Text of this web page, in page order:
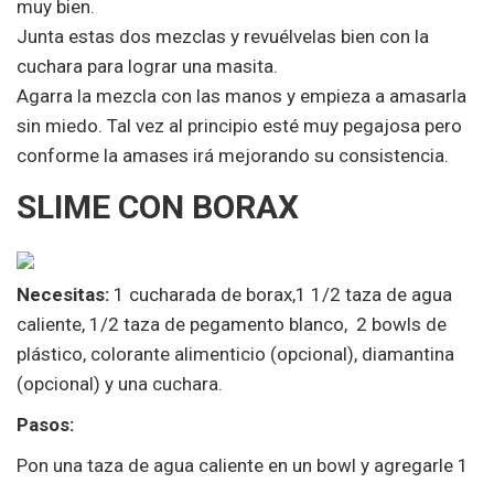
muy bien.
Junta estas dos mezclas y revuélvelas bien con la
cuchara para lograr una masita.
Agarra la mezcla con las manos y empieza a amasarla
sin miedo. Tal vez al principio esté muy pegajosa pero
conforme la amases irá mejorando su consistencia.
SLIME CON BORAX
Necesitas: 1 cucharada de borax,1 1/2 taza de agua
caliente, 1/2 taza de pegamento blanco, 2 bowls de
plástico, colorante alimenticio (opcional), diamantina
(opcional) y una cuchara.
Pasos:
Pon una taza de agua caliente en un bowl y agregarle 1